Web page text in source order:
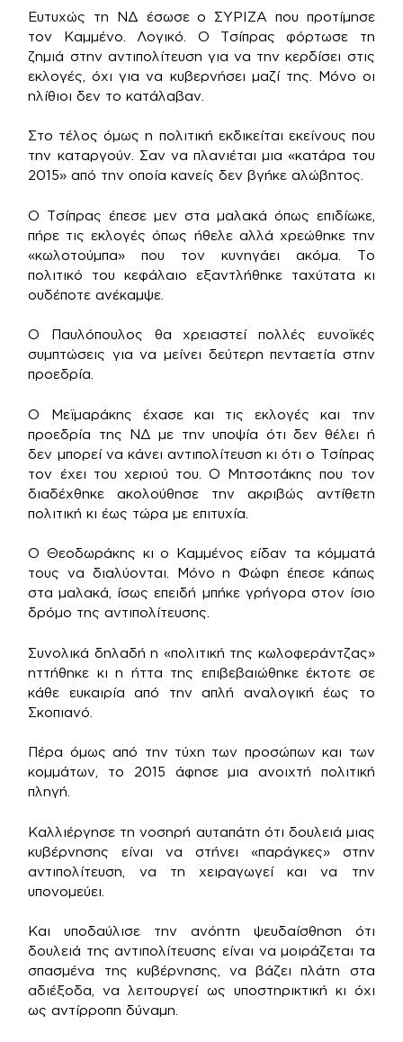
Ευτυχώς τη ΝΔ έσωσε ο ΣΥΡΙΖΑ που προτίμησε
τον Καμμένο. Λογικό. Ο Τσίπρας φόρτωσε τη
ζημιά στην αντιπολίτευση για να την κερδίσει στις
εκλογές, όχι για να κυβερνήσει μαζί της. Μόνο οι
ηλίθιοι δεν το κατάλαβαν.
Στο τέλος όμως η πολιτική εκδικείται εκείνους που
την καταργούν. Σαν να πλανιέται μια «κατάρα του
2015» από την οποία κανείς δεν βγήκε αλώβητος.
Ο Τσίπρας έπεσε μεν στα μαλακά όπως επιδίωκε,
πήρε τις εκλογές όπως ήθελε αλλά χρεώθηκε την
«κωλοτούμπα» που τον κυνηγάει ακόμα. Το
πολιτικό του κεφάλαιο εξαντλήθηκε ταχύτατα κι
ουδέποτε ανέκαμψε.
Ο Παυλόπουλος θα χρειαστεί πολλές ευνοϊκές
συμπτώσεις για να μείνει δεύτερη πενταετία στην
προεδρία.
Ο Μεϊμαράκης έχασε και τις εκλογές και την
προεδρία της ΝΔ με την υποψία ότι δεν θέλει ή
δεν μπορεί να κάνει αντιπολίτευση κι ότι ο Τσίπρας
τον έχει του χεριού του. Ο Μητσοτάκης που τον
διαδέχθηκε ακολούθησε την ακριβώς αντίθετη
πολιτική κι έως τώρα με επιτυχία.
Ο Θεοδωράκης κι ο Καμμένος είδαν τα κόμματά
τους να διαλύονται. Μόνο η Φώφη έπεσε κάπως
στα μαλακά, ίσως επειδή μπήκε γρήγορα στον ίσιο
δρόμο της αντιπολίτευσης.
Συνολικά δηλαδή η «πολιτική της κωλοφεράντζας»
ηττήθηκε κι η ήττα της επιβεβαιώθηκε έκτοτε σε
κάθε ευκαιρία από την απλή αναλογική έως το
Σκοπιανό.
Πέρα όμως από την τύχη των προσώπων και των
κομμάτων, το 2015 άφησε μια ανοιχτή πολιτική
πληγή.
Καλλιέργησε τη νοσηρή αυταπάτη ότι δουλειά μιας
κυβέρνησης είναι να στήνει «παράγκες» στην
αντιπολίτευση, να τη χειραγωγεί και να την
υπονομεύει.
Και υποδαύλισε την ανόητη ψευδαίσθηση ότι
δουλειά της αντιπολίτευσης είναι να μοιράζεται τα
σπασμένα της κυβέρνησης, να βάζει πλάτη στα
αδιέξοδα, να λειτουργεί ως υποστηρικτική κι όχι
ως αντίρροπη δύναμη.